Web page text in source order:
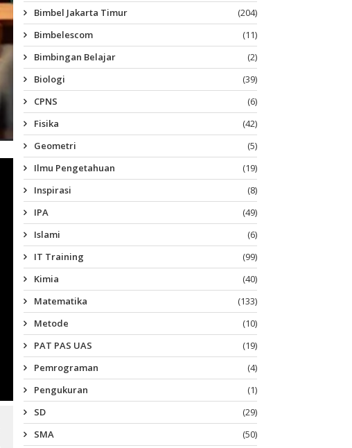
Bimbel Jakarta Timur
(204)
Bimbelescom
(11)
Bimbingan Belajar
(2)
Biologi
(39)
CPNS
(6)
Fisika
(42)
Geometri
(5)
Ilmu Pengetahuan
(19)
Inspirasi
(8)
IPA
(49)
Islami
(6)
IT Training
(99)
Kimia
(40)
Matematika
(133)
Metode
(10)
PAT PAS UAS
(19)
Pemrograman
(4)
Pengukuran
(1)
SD
(29)
SMA
(50)